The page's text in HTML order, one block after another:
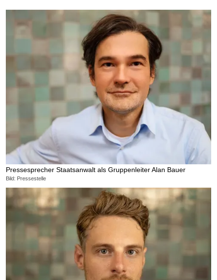
Pressesprecher Staatsanwalt als Gruppenleiter Alan Bauer
Bild: Pressestelle